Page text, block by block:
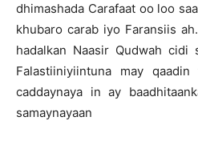
dhimashada Carafaat oo loo
khubaro carab iyo Faransiis
hadalkan Naasir Qudwah cidi
Falastiiniyiintuna may
caddaynaya in ay
samaynayaan